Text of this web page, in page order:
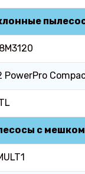
PowerPro
с